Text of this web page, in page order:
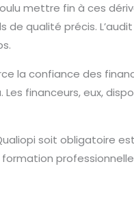
mettre fin à ces
qualité précis.
la confiance des
Les financeurs, eux,
soit obligatoire